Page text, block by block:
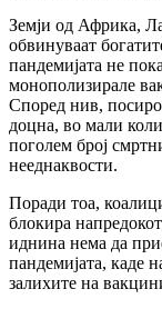
Земји од Африка,
обвинуваат
пандемијата не
монополизирале
Според нив,
доцна, во мали
поголем број
нееднаквости.
Поради тоа,
блокира
иднина нема да
пандемијата, каде
залихите на